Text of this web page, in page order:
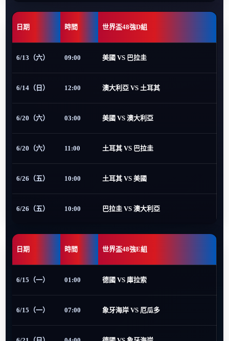
日期 時間 世界盃48強D組
6/13（六） 09:00 美國 VS 巴拉圭
6/14（日） 12:00 澳大利亞 VS 土耳其
6/20（六） 03:00 美國 VS 澳大利亞
6/20（六） 11:00 土耳其 VS 巴拉圭
6/26（五） 10:00 土耳其 VS 美國
6/26（五） 10:00 巴拉圭 VS 澳大利亞
日期 時間 世界盃48強E組
6/15（一） 01:00 德國 VS 庫拉索
6/15（一） 07:00 象牙海岸 VS 厄瓜多